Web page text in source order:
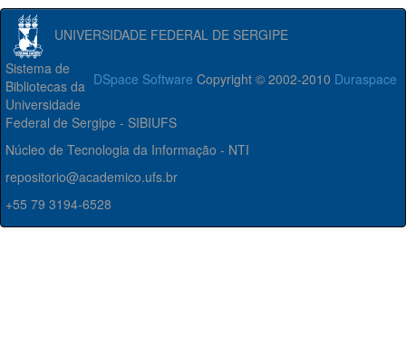
UNIVERSIDADE FEDERAL DE SERGIPE
DSpace Software Copyright © 2002-2010 Duraspace
Sistema de
Bibliotecas da
Universidade
Federal de Sergipe - SIBIUFS
Núcleo de Tecnologia da Informação - NTI
repositorio@academico.ufs.br
+55 79 3194-6528